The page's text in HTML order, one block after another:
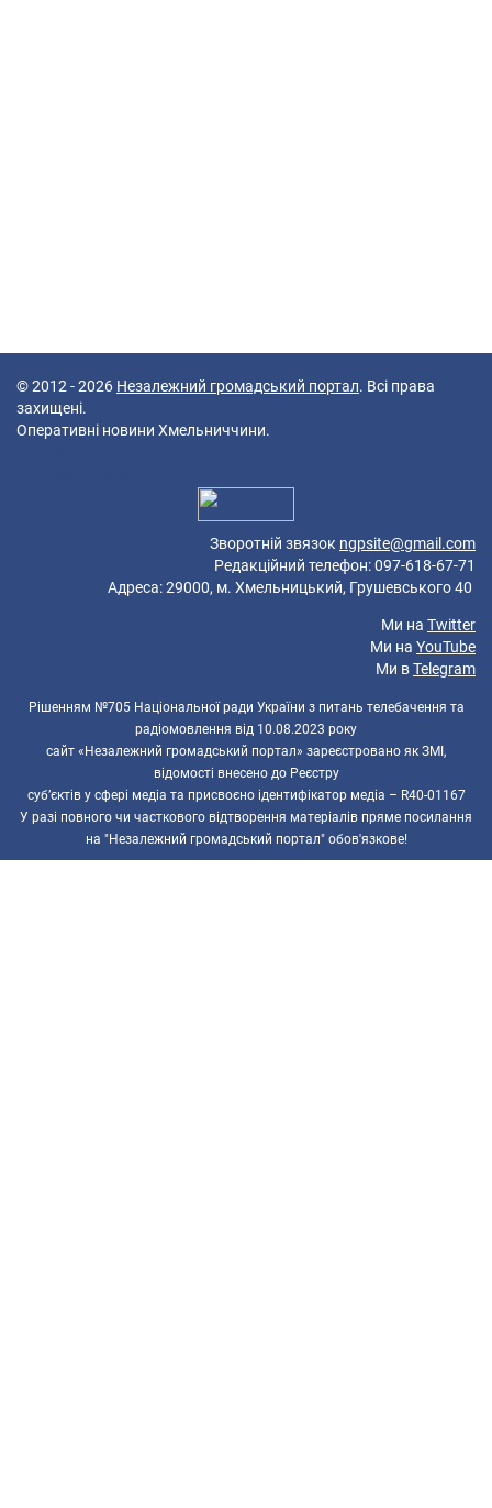
© 2012 - 2026 Незалежний громадський портал. Всі права
захищені.
Оперативні новини Хмельниччини.
Зворотній звязок ngpsite@gmail.com
Редакційний телефон: 097-618-67-71
Адреса: 29000, м. Хмельницький, Грушевського 40
Ми на Twitter
Ми на YouTube
Ми вTelegram
Рішенням №705 Національної ради України з питань телебачення та
радіомовлення від 10.08.2023 року
сайт «Незалежний громадський портал» зареєстровано як ЗМІ,
відомості внесено до Реєстру
суб’єктів у сфері медіа та присвоєно ідентифікатор медіа – R40-01167
У разі повного чи часткового відтворення матеріалів пряме посилання
на "Незалежний громадський портал" обов'язкове!